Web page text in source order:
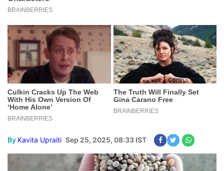
By Kavita Upraiti Sep 25, 2025, 08:33 IST